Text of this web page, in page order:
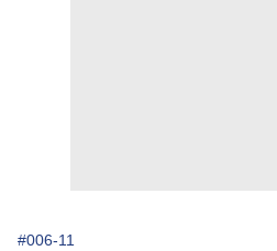
#006-11